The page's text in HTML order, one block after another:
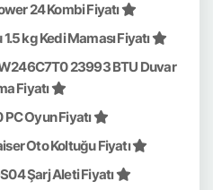
24 Kombi Fiyatı
kg Kedi Maması Fiyatı
23993 BTU Duvar
Fiyatı
PC Oyun Fiyatı
Oto Koltuğu Fiyatı
Şarj Aleti Fiyatı